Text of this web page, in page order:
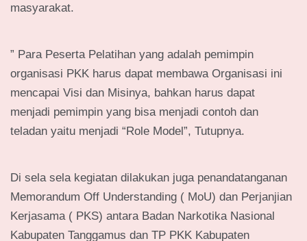
masyarakat.
” Para Peserta Pelatihan yang adalah pemimpin
organisasi PKK harus dapat membawa Organisasi ini
mencapai Visi dan Misinya, bahkan harus dapat
menjadi pemimpin yang bisa menjadi contoh dan
teladan yaitu menjadi “Role Model”, Tutupnya.
Di sela sela kegiatan dilakukan juga penandatanganan
Memorandum Off Understanding ( MoU) dan Perjanjian
Kerjasama ( PKS) antara Badan Narkotika Nasional
Kabupaten Tanggamus dan TP PKK Kabupaten